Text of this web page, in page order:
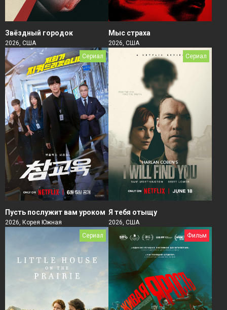
Звёздный городок
2026, США
Мыс страха
2026, США
Сериал
Пусть послужит вам уроком
2026, Корея Южная
Сериал
Я тебя отыщу
2026, США
Сериал
Фильм